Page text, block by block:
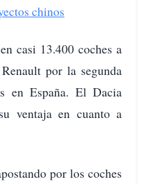
chinos
casi 13.400 coches a
por la segunda
en España. El Dacia
ventaja en cuanto a
por los coches